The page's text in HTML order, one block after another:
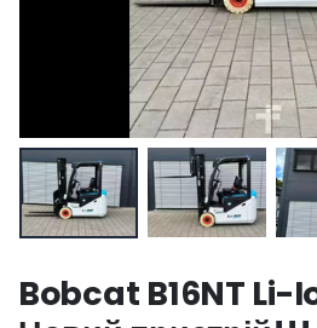
Bobcat B16NT Li-